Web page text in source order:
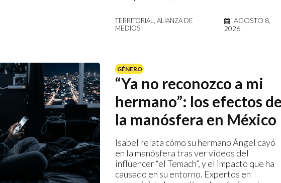
TERRITORIAL, ALIANZA DE
MEDIOS
AGOSTO 8,
2026
GÉNERO
“Ya no reconozco a mi
hermano”: los efectos de
la manósfera en México
Isabel relata cómo su hermano Ángel cayó
en la manósfera tras ver videos del
influencer “el Temach”, y el impacto que ha
causado en su entorno. Expertos en